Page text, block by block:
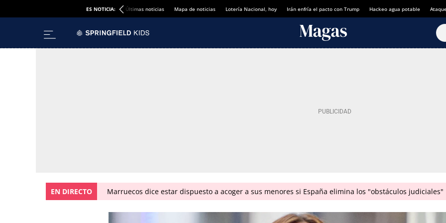
ES NOTICIA: Últimas noticias Mapa de noticias Lotería Nacional, hoy Irán enfría el pacto con Trump Hackeo agua potable
EN DIRECTO Marruecos dice estar dispuesto a acoger a sus menores si España elimina los "obstáculos judiciales"